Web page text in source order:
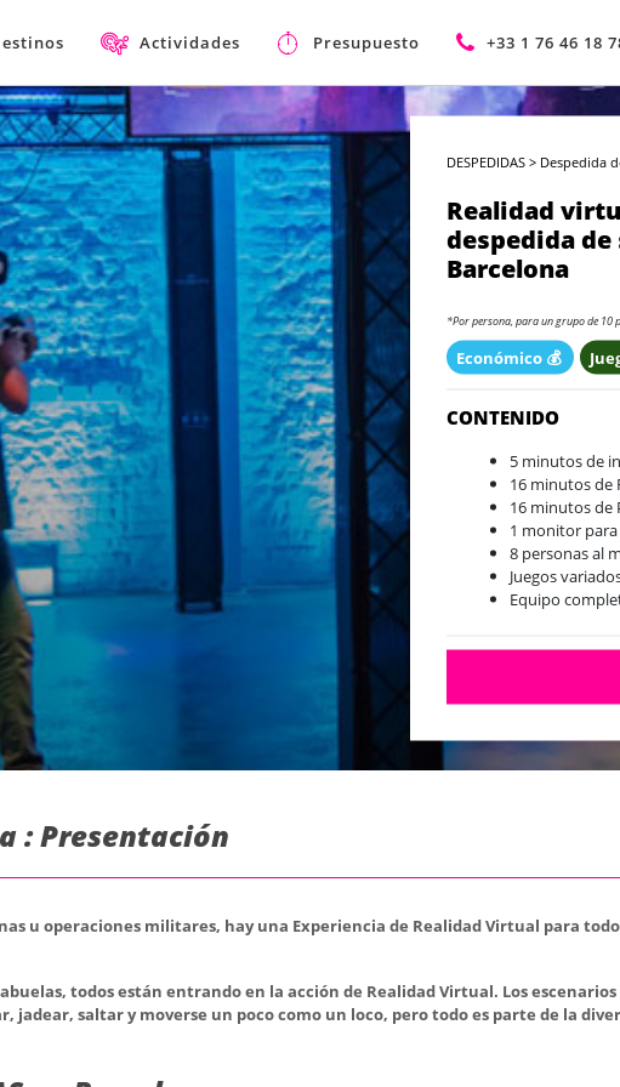
Actividades Presupuesto +33 1 76 46 18
DESPEDIDAS > Despedida
Realidad
despedida
Barcelona
*Por persona, para un grupo de 10
Económico 💰
CONTENIDO
5 minutos de
16 minutos de
16 minutos de
1 monitor
8 personas al
Juegos
Equipo
: Presentación
u operaciones militares, hay una Experiencia de Realidad Virtual para
todos están entrando en la acción de Realidad Virtual. Los
jadear, saltar y moverse un poco como un loco, pero todo es parte de la